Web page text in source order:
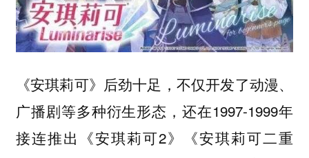
《安琪莉可》后劲十足，不仅开发了动漫、
广播剧等多种衍生形态，还在1997-1999年
接连推出《安琪莉可2》《安琪莉可二重